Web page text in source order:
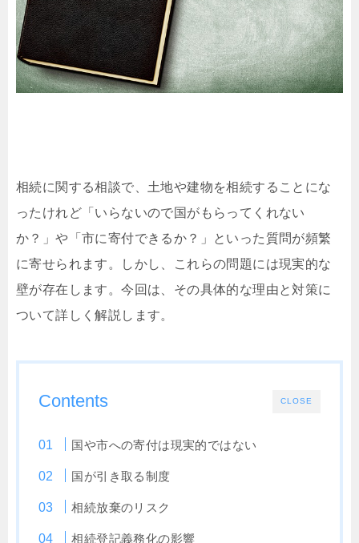
相続に関する相談で、土地や建物を相続することにな
ったけれど「いらないので国がもらってくれない
か？」や「市に寄付できるか？」といった質問が頻繁
に寄せられます。しかし、これらの問題には現実的な
壁が存在します。今回は、その具体的な理由と対策に
ついて詳しく解説します。
CLOSE
Contents
国や市への寄付は現実的ではない
国が引き取る制度
相続放棄のリスク
相続登記義務化の影響